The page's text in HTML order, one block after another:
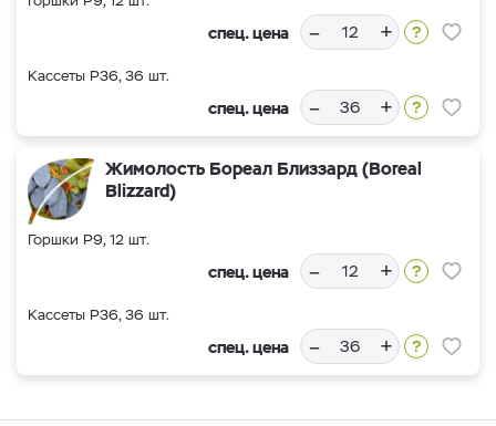
спец. цена – +
Кассеты Р36, 36 шт.
спец. цена – +
Жимолость Бореал Близзард (Boreal
Blizzard)
Горшки Р9, 12 шт.
спец. цена – +
Кассеты Р36, 36 шт.
спец. цена – +